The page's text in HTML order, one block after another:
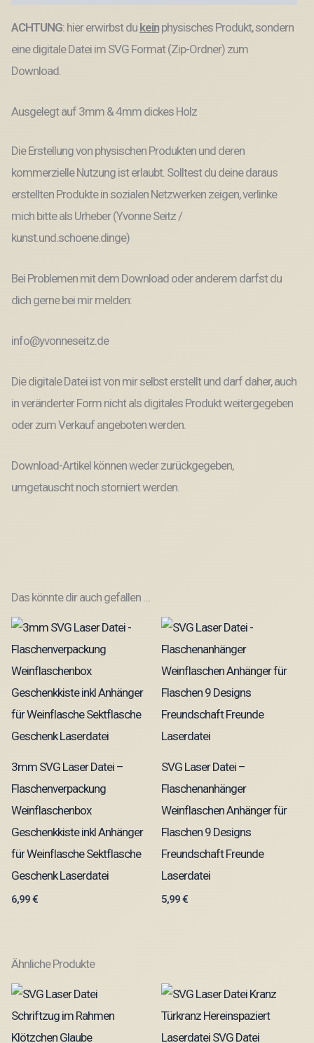
Summermoments
Things
Spritztour
Menge
ACHTUNG: hier erwirbst du kein physisches Produkt, sondern
eine digitale Datei im SVG Format (Zip-Ordner) zum
Download.
Ausgelegt auf 3mm & 4mm dickes Holz
Die Erstellung von physischen Produkten und deren
kommerzielle Nutzung ist erlaubt. Solltest du deine daraus
erstellten Produkte in sozialen Netzwerken zeigen, verlinke
mich bitte als Urheber (Yvonne Seitz /
kunst.und.schoene.dinge)
Bei Problemen mit dem Download oder anderem darfst du
dich gerne bei mir melden:
info@yvonneseitz.de
Die digitale Datei ist von mir selbst erstellt und darf daher, auch
in veränderter Form nicht als digitales Produkt weitergegeben
oder zum Verkauf angeboten werden.
Download-Artikel können weder zurückgegeben,
umgetauscht noch storniert werden.
Das könnte dir auch gefallen …
3mm SVG Laser Datei –
Flaschenverpackung
Weinflaschenbox
Geschenkkiste inkl Anhänger
für Weinflasche Sektflasche
Geschenk Laserdatei
6,99€
SVG Laser Datei –
Flaschenanhänger
Weinflaschen Anhänger für
Flaschen 9 Designs
Freundschaft Freunde
Laserdatei
5,99€
Ähnliche Produkte